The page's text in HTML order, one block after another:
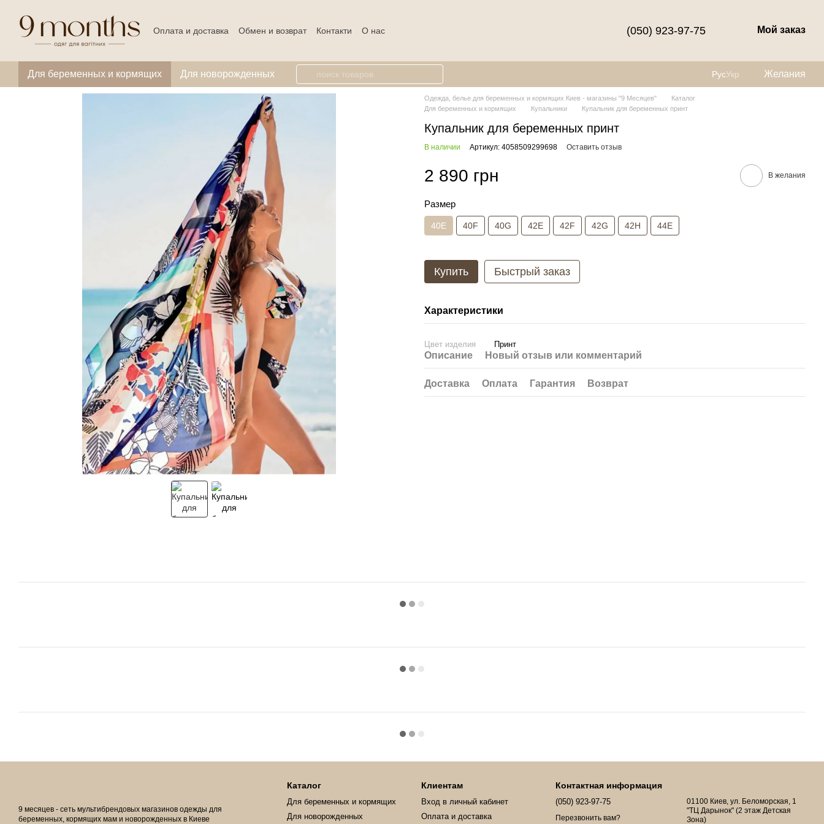
Оплата и доставка Обмен и возврат Контакти О нас (050) 923-97-75 Мой заказ
Для беременных и кормящих Для новорожденных РусУкр Желания
Одежда, белье для беременных и кормящих Киев - магазины "9 Месяцев"
Каталог
Для беременных и кормящих
Купальники Купальник для беременных принт
Купальник для беременных принт
В наличии Артикул: 4058509299698 Оставить отзыв
2 890 грн В желания
Размер
40E 40F 40G 42E 42F 42G 42H 44E
Купить Быстрый заказ
Характеристики
Цвет изделия Принт
Описание Новый отзыв или комментарий
Доставка Оплата Гарантия Возврат
9 месяцев - сеть мультибрендовых магазинов одежды для
беременных, кормящих мам и новорожденных в Киеве
Каталог
Для беременных и кормящих
Для новорожденных
Клиентам
Вход в личный кабинет
Оплата и доставка
Контактная информация
(050) 923-97-75
Перезвонить вам?
01100 Киев, ул. Беломорская, 1
"ТЦ Дарынок" (2 этаж Детская
Зона)